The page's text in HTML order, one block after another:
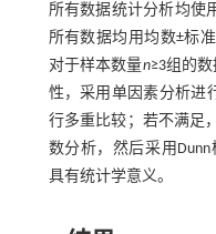
所有数据统计分析均使
所有数据均用均数±标
对于样本数量n≥3组的
性，采用单因素分析进
行多重比较；若不满足
数分析，然后采用Dunn
具有统计学意义。